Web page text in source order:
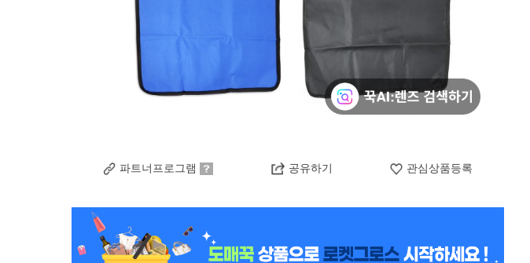
파트너프로그램 공유하기 관심상품등록